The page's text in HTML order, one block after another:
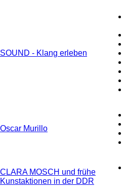
SOUND - Klang erleben
Oscar Murillo
CLARA MOSCH und frühe
Kunstaktionen in der DDR